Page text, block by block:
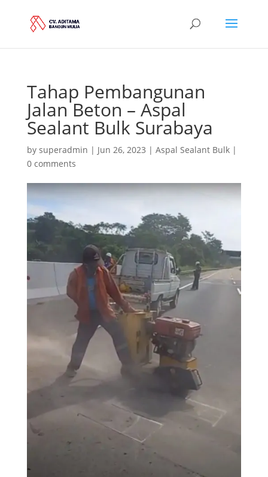
Tahap Pembangunan
Jalan Beton – Aspal
Sealant Bulk Surabaya
by superadmin | Jun 26, 2023 | Aspal Sealant Bulk|
0 comments